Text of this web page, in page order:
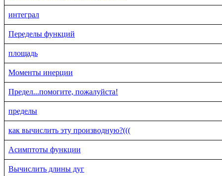
интеграл
Переделы функций
площадь
Моменты инерции
Предел...помогите, пожалуйста!
пределы
как вычислить эту производную?(((
Асимптоты функции
Вычислить длины дуг